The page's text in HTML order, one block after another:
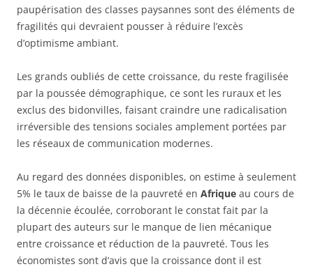
paupérisation des classes paysannes sont des éléments de
fragilités qui devraient pousser à réduire l’excès
d’optimisme ambiant.
Les grands oubliés de cette croissance, du reste fragilisée
par la poussée démographique, ce sont les ruraux et les
exclus des bidonvilles, faisant craindre une radicalisation
irréversible des tensions sociales amplement portées par
les réseaux de communication modernes.
Au regard des données disponibles, on estime à seulement
5% le taux de baisse de la pauvreté en Afrique au cours de
la décennie écoulée, corroborant le constat fait par la
plupart des auteurs sur le manque de lien mécanique
entre croissance et réduction de la pauvreté. Tous les
économistes sont d’avis que la croissance dont il est